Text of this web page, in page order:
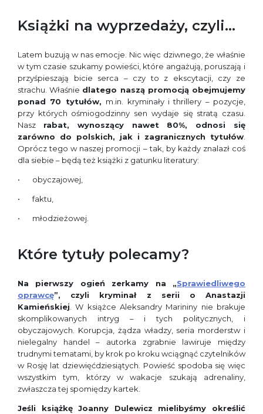
Książki na wyprzedaży, czyli…
Latem buzują w nas emocje. Nic więc dziwnego, że właśnie
w tym czasie szukamy powieści, które angażują, poruszają i
przyśpieszają bicie serca – czy to z ekscytacji, czy ze
strachu. Właśnie dlatego naszą promocją obejmujemy
ponad 70 tytułów, m.in. kryminały i thrillery – pozycje,
przy których ośmiogodzinny sen wydaje się stratą czasu.
Nasz rabat, wynoszący nawet 80%, odnosi się
zarówno do polskich, jak i zagranicznych tytułów.
Oprócz tego w naszej promocji – tak, by każdy znalazł coś
dla siebie – będą też książki z gatunku literatury:
obyczajowej,
faktu,
młodzieżowej.
Które tytuły polecamy?
Na pierwszy ogień zerkamy na „Sprawiedliwego
oprawcę”, czyli kryminał z serii o Anastazji
Kamieńskiej. W książce Aleksandry Marininy nie brakuje
skomplikowanych intryg – i tych politycznych, i
obyczajowych. Korupcja, żądza władzy, seria morderstw i
nielegalny handel – autorka zgrabnie lawiruje między
trudnymi tematami, by krok po kroku wciągnąć czytelników
w Rosję lat dziewięćdziesiątych. Powieść spodoba się więc
wszystkim tym, którzy w wakacje szukają adrenaliny,
zwłaszcza tej spomiędzy kartek.
Jeśli książkę Joanny Dulewicz mielibyśmy określić